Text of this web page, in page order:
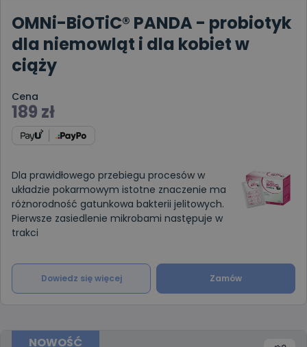
OMNi-BiOTiC® PANDA - probiotyk
dla niemowląt i dla kobiet w
ciąży
Cena
189 zł
Dla prawidłowego przebiegu procesów w
układzie pokarmowym istotne znaczenie ma
różnorodność gatunkowa bakterii jelitowych.
Pierwsze zasiedlenie mikrobami następuje w
trakci
Dowiedz się więcej Zamów
NOWOŚĆ